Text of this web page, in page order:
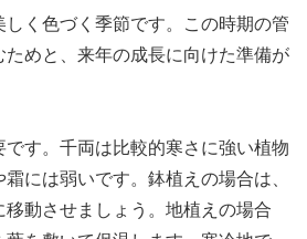
く色づく季節です。この時期の管
めと、来年の成長に向けた準備が
です。千両は比較的寒さに強い植物
には弱いです。鉢植えの場合は、
動させましょう。地植えの場合